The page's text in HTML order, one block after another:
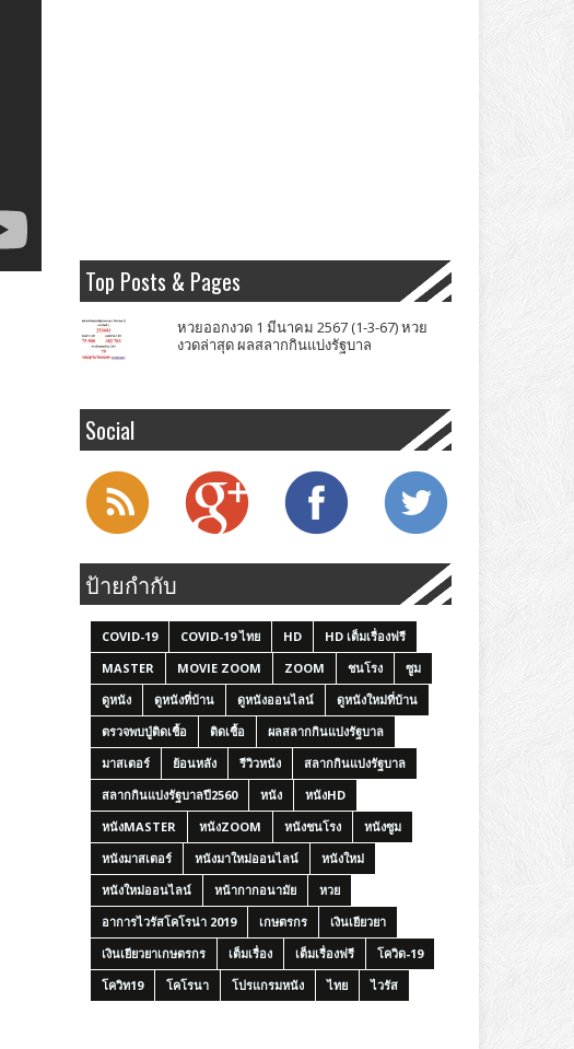
Top Posts & Pages
หวยออกงวด 1 มีนาคม 2567 (1-3-67) หวย
งวดล่าสุด ผลสลากกินแบ่งรัฐบาล
Social
ป้ายกำกับ
COVID-19 COVID-19 ไทย HD
HD เต็มเรื่องฟรี
MASTER
MOVIE ZOOM ZOOM ชนโรง
ซูม
ดูหนัง
ดูหนังที่บ้าน ดูหนังออนไลน์
ดูหนังใหม่ที่บ้าน
ตรวจพบปู่ติดเชื้อ
ติดเชื้อ
ผลสลากกินแบ่งรัฐบาล
มาสเตอร์
ย้อนหลัง รีวิวหนัง
สลากกินแบ่งรัฐบาล
สลากกินแบ่งรัฐบาลปี2560
หนัง
หนังHD
หนังMASTER
หนังZOOM หนังชนโรง
หนังซูม
หนังมาสเตอร์
หนังมาใหม่ออนไลน์
หนังใหม่
หนังใหม่ออนไลน์
หน้ากากอนามัย
หวย
อาการไวรัสโคโรน่า 2019
เกษตรกร
เงินเยียวยา
เงินเยียวยาเกษตรกร
เต็มเรื่อง เต็มเรื่องฟรี
โควิด-19
โควิท19
โคโรนา โปรแกรมหนัง ไทย ไวรัส